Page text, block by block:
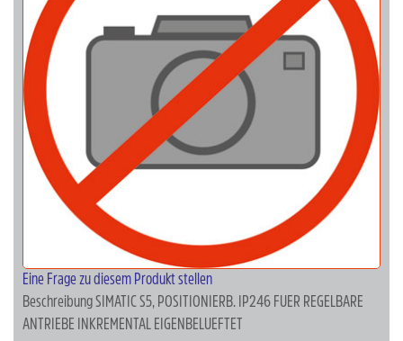
Eine Frage zu diesem Produkt stellen
BeschreibungSIMATIC S5, POSITIONIERB. IP246 FUER REGELBARE
ANTRIEBE INKREMENTAL EIGENBELUEFTET